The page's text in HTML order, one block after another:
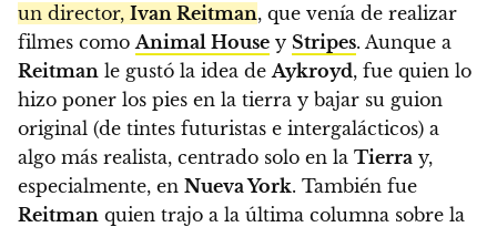
un director, Ivan Reitman, que venía de realizar
filmes como Animal House y Stripes. Aunque a
Reitman le gustó la idea de Aykroyd, fue quien lo
hizo poner los pies en la tierra y bajar su guion
original (de tintes futuristas e intergalácticos) a
algo más realista, centrado solo en la Tierra y,
especialmente, en Nueva York. También fue
Reitman quien trajo a la última columna sobre la